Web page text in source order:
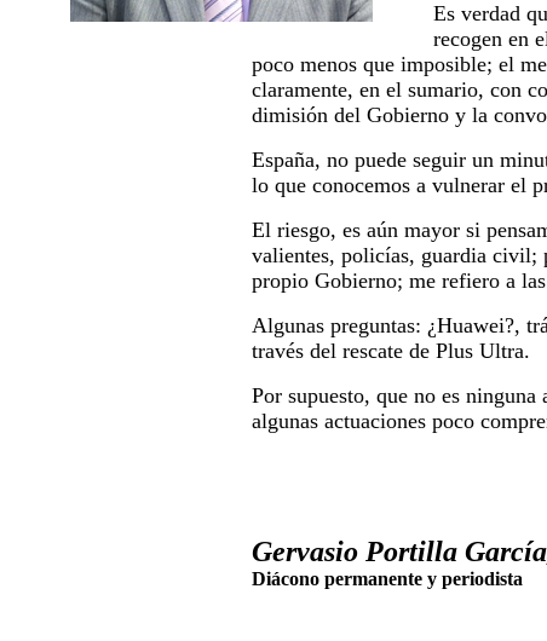
Es verdad
recogen en
poco menos que imposible; el
claramente, en el sumario, con
dimisión del Gobierno y la
España, no puede seguir un
lo que conocemos a vulnerar el
El riesgo, es aún mayor si
valientes, policías, guardia civil;
propio Gobierno; me refiero a
Algunas preguntas: ¿Huawei?,
través del rescate de Plus Ultra.
Por supuesto, que no es
algunas actuaciones poco
Gervasio Portilla
Diácono permanente y periodista